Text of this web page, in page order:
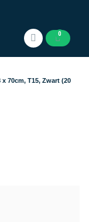
0
70cm, T15, Zwart (20